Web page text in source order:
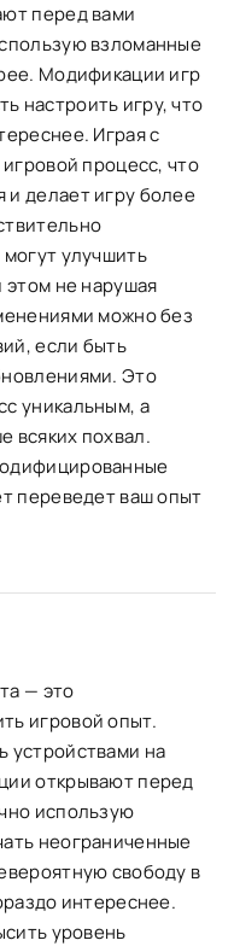
перед вами
взломанные
Модификации игр
настроить игру, что
Играя с
процесс, что
делает игру более
улучшить
этом не нарушая
можно без
если быть
Это
уникальным, а
всяких похвал.
переведет ваш опыт
— это
игровой опыт.
устройствами на
открывают перед
использую
неограниченные
свободу в
интереснее.
уровень